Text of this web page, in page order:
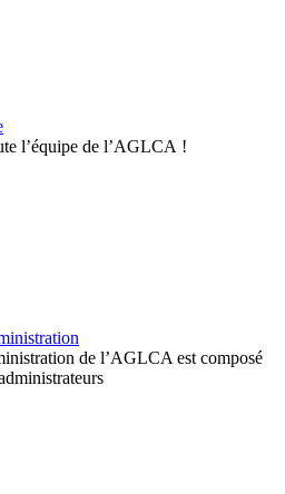
l’équipe de l’AGLCA !
de l’AGLCA est composé